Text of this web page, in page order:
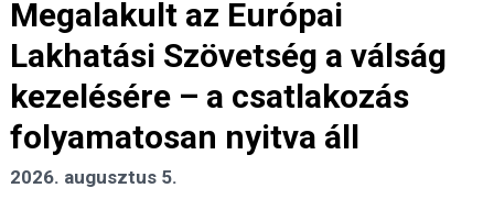
Megalakult az Európai
Lakhatási Szövetség a válság
kezelésére – a csatlakozás
folyamatosan nyitva áll
2026. augusztus 5.